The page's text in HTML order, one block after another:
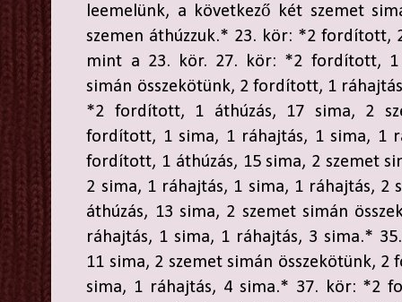
leemelünk, a következő két szemet
szemen áthúzzuk.* 23. kör: *2
mint a 23. kör. 27. kör: *2 fordított, 1
simán összekötünk, 2 fordított, 1
*2 fordított, 1 áthúzás, 17 sima, 2
fordított, 1 sima, 1 ráhajtás, 1 sima, 1
fordított, 1 áthúzás, 15 sima, 2 szemet
2 sima, 1 ráhajtás, 1 sima, 1 ráhajtás,
áthúzás, 13 sima, 2 szemet simán
ráhajtás, 1 sima, 1 ráhajtás, 3 sima.*
11 sima, 2 szemet simán összekötünk,
sima, 1 ráhajtás, 4 sima.* 37. kör: *2